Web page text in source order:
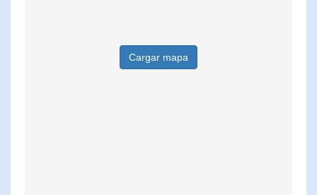
Cargar mapa